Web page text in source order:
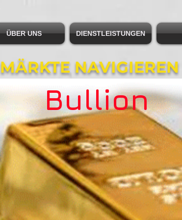
NAVIGIEREN
ÜBER UNS DIENSTLEISTUNGEN
Bullion